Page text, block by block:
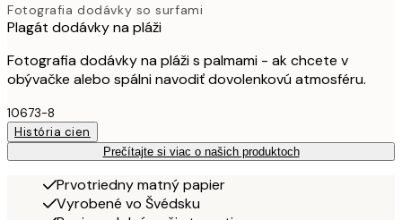
Fotografia dodávky so surfami
Plagát dodávky na pláži
Fotografia dodávky na pláži s palmami - ak chcete v
obývačke alebo spálni navodiť dovolenkovú atmosféru.
10673-8
História cien
Prečítajte si viac o našich produktoch
Prvotriedny matný papier
Vyrobené vo Švédsku